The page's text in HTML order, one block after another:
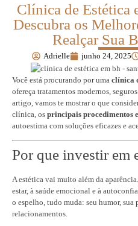
Clínica de Estética
Descubra os
Realçar Sua
Adrielle junho 24, 2025
Você está procurando por uma clínica
ofereça tratamentos modernos,
artigo, vamos te mostrar o que
clínica, os principais procedimentos
autoestima com soluções eficazes e
Por que investir em
A estética vai muito além da
estar, à saúde emocional e à
o espelho, tudo muda: seu humor, sua
relacionamentos.